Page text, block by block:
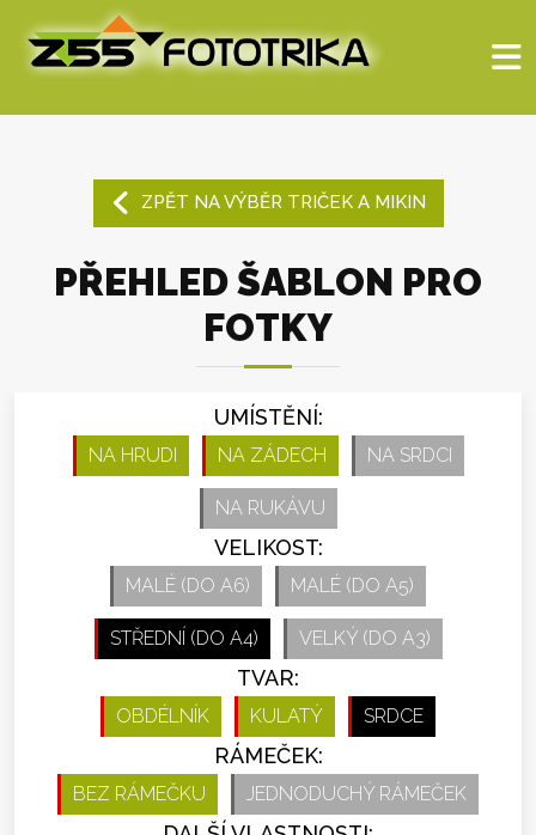
ZPĚT NA VÝBĚR TRIČEK A MIKIN
PŘEHLED ŠABLON PRO
FOTKY
UMÍSTĚNÍ:
NA HRUDI NA ZÁDECH NA SRDCI
NA RUKÁVU
VELIKOST:
MALÉ (DO A6) MALÉ (DO A5)
STŘEDNÍ (DO A4) VELKÝ (DO A3)
TVAR:
OBDÉLNÍK KULATÝ SRDCE
RÁMEČEK:
BEZ RÁMEČKU JEDNODUCHÝ RÁMEČEK